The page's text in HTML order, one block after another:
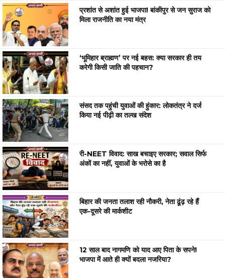
प्रशांत से अशांत हुई भाजपा! बांकीपुर से जन सुराज को
मिला राजनीति का नया मंत्र
‘भूमिहार ब्राह्मण’ पर नई बहस: क्या सरकार ही तय
करेगी किसी जाति की पहचान?
संसद तक पहुंची युवाओं की हुंकार: लोकतंत्र ने दर्ज
किया नई पीढ़ी का तल्ख संदेश
री-NEET विवाद: साख बचाइए सरकार; सवाल सिर्फ
अंकों का नहीं, युवाओं के भरोसे का है
बिहार की जनता तलाश रही नौकरी, नेता ढूंढ़ रहे हैं
एक-दूसरे की मार्कशीट
12 साल बाद नागमणि को याद आए पिता के सपने!
भाजपा में आते ही क्यों बदला नजरिया?